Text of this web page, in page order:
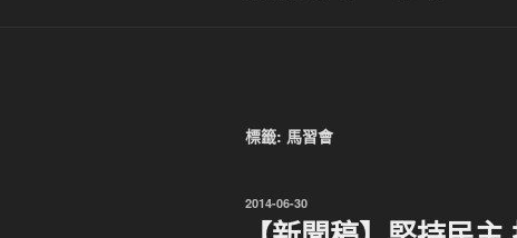
標籤: 馬習會
發
2014-06-30